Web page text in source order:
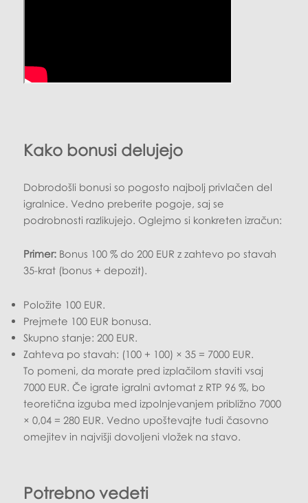
Kako bonusi delujejo
Dobrodošli bonusi so pogosto najbolj privlačen del
igralnice. Vedno preberite pogoje, saj se
podrobnosti razlikujejo. Oglejmo si konkreten izračun:
Primer: Bonus 100 % do 200 EUR z zahtevo po stavah
35-krat (bonus + depozit).
Položite 100 EUR.
Prejmete 100 EUR bonusa.
Skupno stanje: 200 EUR.
Zahteva po stavah: (100 + 100) × 35 = 7000 EUR.
To pomeni, da morate pred izplačilom staviti vsaj
7000 EUR. Če igrate igralni avtomat z RTP 96 %, bo
teoretična izguba med izpolnjevanjem približno 7000
× 0,04 = 280 EUR. Vedno upoštevajte tudi časovno
omejitev in najvišji dovoljeni vložek na stavo.
Potrebno vedeti